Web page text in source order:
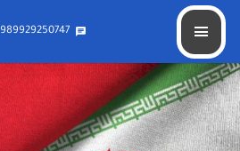
chat
989929250747+
إيران تنشىء مركزا تجاريا في الصين